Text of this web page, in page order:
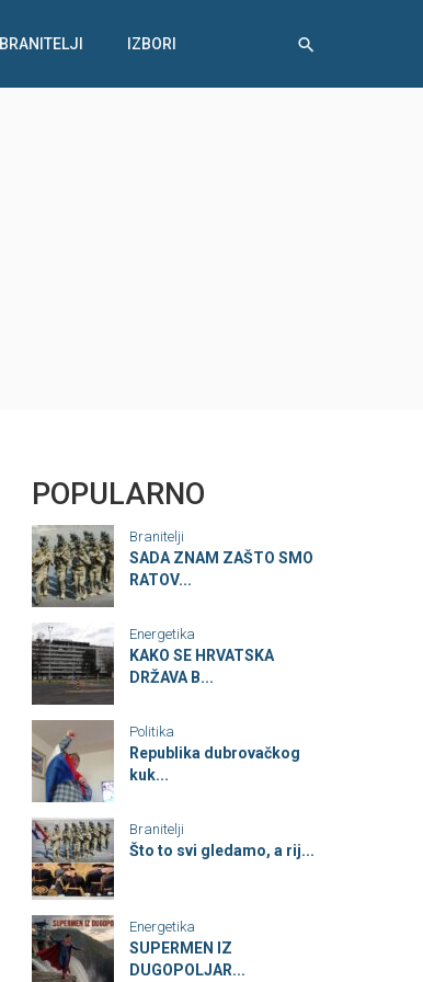
BRANITELJI IZBORI
POPULARNO
Branitelji
SADA ZNAM ZAŠTO SMO
RATOV...
Energetika
KAKO SE HRVATSKA
DRŽAVA B...
Politika
Republika dubrovačkog
kuk...
Branitelji
Što to svi gledamo, a rij...
Energetika
SUPERMEN IZ
DUGOPOLJAR...